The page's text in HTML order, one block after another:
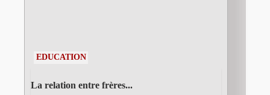
EDUCATION
La relation entre frères...